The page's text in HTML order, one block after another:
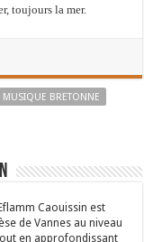
toujours la mer.
MUSIQUE BRETONNE
Caouissin est
de Vannes au niveau
en approfondissant